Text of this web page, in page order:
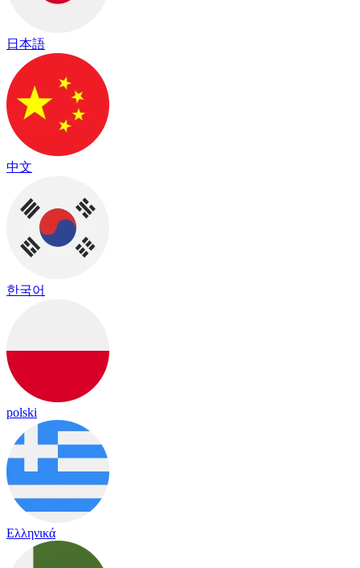
日本語
中文
한국어
polski
Ελληνικά